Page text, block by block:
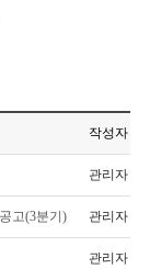
작성자
관리자
고(3분기) 관리자
관리자